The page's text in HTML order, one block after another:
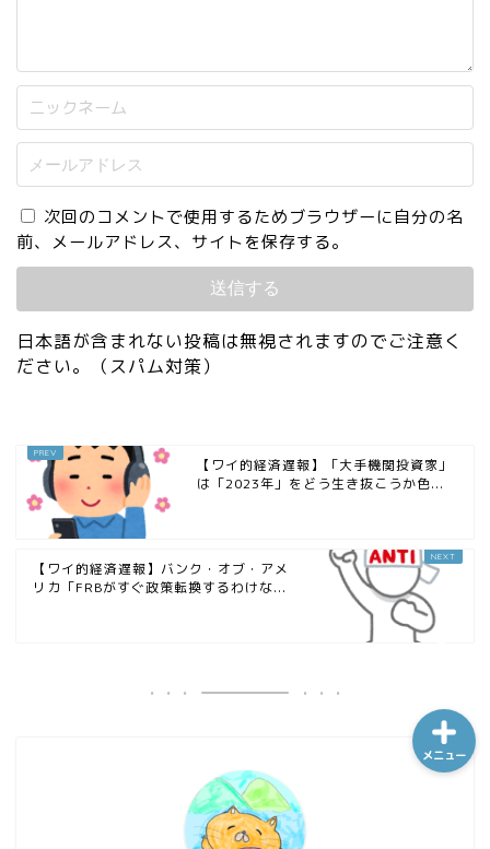
次回のコメントで使用するためブラウザーに自分の名
前、メールアドレス、サイトを保存する。
日本語が含まれない投稿は無視されますのでご注意く
ださい。（スパム対策）
【ワイ的経済遅報】「大手機関投資家」
は「2023年」をどう生き抜こうか色...
【ワイ的経済遅報】バンク・オブ・アメ
リカ「FRBがすぐ政策転換するわけな...
メニュー
趣味
金融